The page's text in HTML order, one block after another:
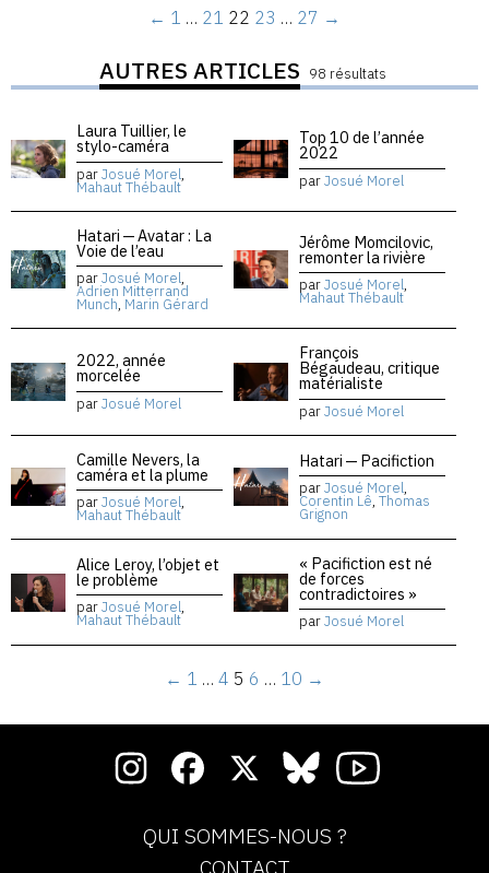
← 1 … 21 22 23 … 27 →
AUTRES ARTICLES 98 résultats
Laura Tuillier, le
stylo-caméra
parJosué Morel,
Mahaut Thébault
Top 10 de l’année
2022
parJosué Morel
Hatari — Avatar : La
Voie de l’eau
parJosué Morel,
Adrien Mitterrand
Munch, Marin Gérard
Jérôme Momcilovic,
remonter la rivière
parJosué Morel,
Mahaut Thébault
2022, année
morcelée
parJosué Morel
François
Bégaudeau, critique
matérialiste
parJosué Morel
Camille Nevers, la
caméra et la plume
parJosué Morel,
Mahaut Thébault
Hatari — Pacifiction
parJosué Morel,
Corentin Lê, Thomas
Grignon
Alice Leroy, l’objet et
le problème
parJosué Morel,
Mahaut Thébault
« Pacifiction est né
de forces
contradictoires »
parJosué Morel
← 1 … 4 5 6 … 10 →
QUI SOMMES-NOUS ?
CONTACT